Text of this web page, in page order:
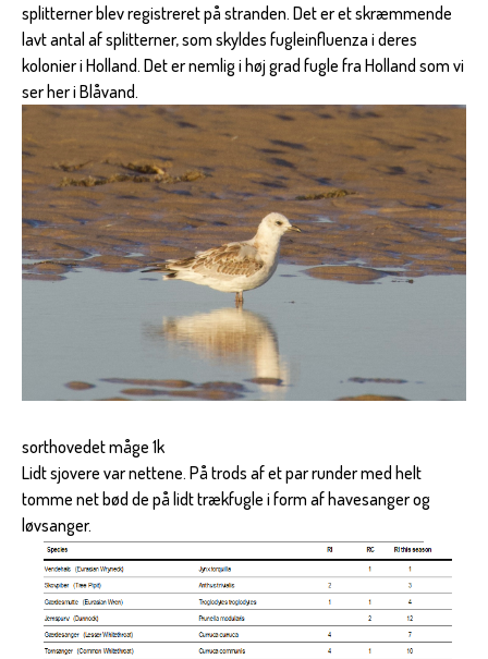
splitterner blev registreret på stranden. Det er et skræmmende
lavt antal af splitterner, som skyldes fugleinfluenza i deres
kolonier i Holland. Det er nemlig i høj grad fugle fra Holland som vi
ser her i Blåvand.
sorthovedet måge 1k
Lidt sjovere var nettene. På trods af et par runder med helt
tomme net bød de på lidt trækfugle i form af havesanger og
løvsanger.